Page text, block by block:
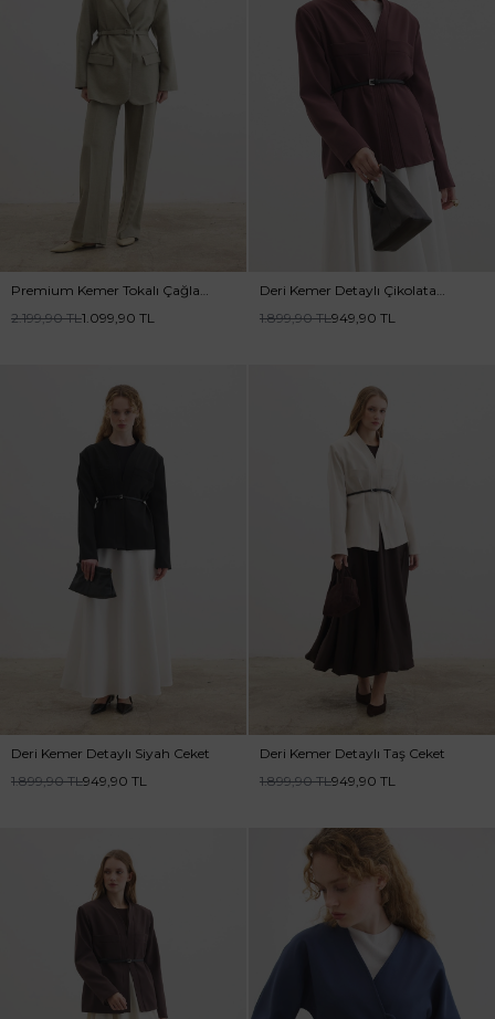
Premium Kemer Tokalı Çağla
2.199,90TL1.099,90 TL
Deri Kemer Detaylı Çikolata
1.899,90TL949,90 TL
Deri Kemer Detaylı Siyah Ceket
1.899,90TL949,90 TL
Deri Kemer Detaylı Taş Ceket
1.899,90TL949,90 TL